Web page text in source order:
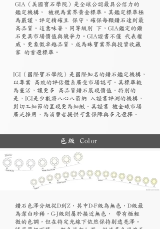
GIA（美國寶石學院）是全球公認最具公信力的
鑑定機構， 被視為業界黃金標準。其鑑定標準極
為嚴謹，評定精確且 保守，確保每顆鑽石達到最
高品質。這意味著，同等級別 下，GIA鑑定的鑽
石更具市場價值與競爭力。GIA證書不僅 代表權
威，更象徵卓越品質，成為珠寶業界與投資收藏
家 的首選標準。
​IGI（國際寶石學院）是國際知名的鑽石鑑定機構，
以專業 高效的評估體系廣受市場認可。其標準較
為靈活，讓更多 高品質鑽石展現價值。特別的
是，IGI是少數將八心八箭納 入證書評測的機構，
對切工細節的呈現更為細緻。其證書 被全球市場
廣泛採用，為消費者提供可靠保障與多元選擇。
色級 Color
鑽石色澤分級從D到Z，其中D-F級為無色，D級最
為潔白珍稀，G-J級則屬於接近無色， 帶有極輕
微的色調，但在特定光線下依然保持剔透亮澤。